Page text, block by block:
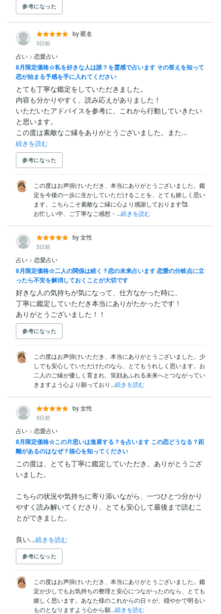
参考になった
by 匿名
3日前
占い > 恋愛占い
8月限定価格☆私を好きな人は誰？を霊感で占います その答えを知って
恋が始まる予感を手に入れてください
とても丁寧な鑑定をしていただきました。
内容も分かりやすく、読み応えがありました！
いただいたアドバイスを参考に、これから行動していきたい
と思います。
この度は素敵なご縁をありがとうございました。また...
続きを読む
参考になった
この度はお声掛けいただき、本当にありがとうございました。鑑
定を今後の一歩に生かしていただけることを、とても嬉しく思い
ます。こちらこそ素敵なご縁に心より感謝しております🥰
お忙しい中、ご丁寧なご感想・...続きを読む
by 女性
5日前
占い > 恋愛占い
8月限定価格☆二人の関係は続く？恋の未来占います 恋愛の分岐点に立
ったら不安を解消しておくことが大切です
好きな人の気持ちが気になって、仕方なかった時に、
丁寧に鑑定していただき本当にありがたかったです！
ありがとうございました！！
参考になった
この度はお声掛けいただき、本当にありがとうございました。少
しでも安心していただけたのなら、とてもうれしく思います。お
二人のご縁が優しく育まれ、笑顔あふれる未来へとつながってい
きますよう心より願っており...続きを読む
by 女性
5日前
占い > 恋愛占い
8月限定価格☆この片思いは進展する？を占います この恋どうなる？距
離があるのはなぜ？核心を知ってください
この度は、とても丁寧に鑑定していただき、ありがとうござ
いました。
こちらの状況や気持ちに寄り添いながら、一つひとつ分かり
やすく読み解いてくださり、とても安心して最後まで読むこ
とができました。
良い...続きを読む
参考になった
この度はお声掛けいただき、本当にありがとうございました。鑑
定が少しでもお気持ちの整理と安心につながったのなら、とても
嬉しく思います。あなた様のこれからの日々が、穏やかで明るい
ものとなりますよう心から願...続きを読む